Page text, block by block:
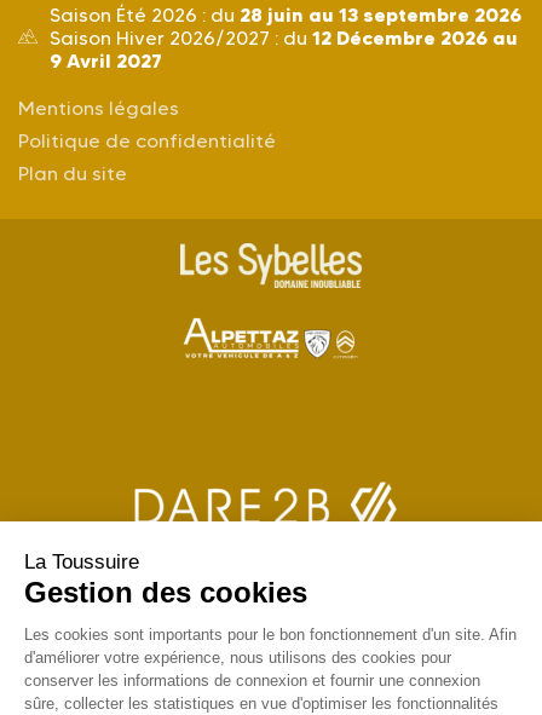
Saison Été 2026 : du 28 juin au 13 septembre 2026
Saison Hiver 2026/2027 : du 12 Décembre 2026 au
9 Avril 2027
Mentions légales
Politique de confidentialité
Plan du site
La Toussuire
Gestion des cookies
Les cookies sont importants pour le bon fonctionnement d'un site. Afin
d'améliorer votre expérience, nous utilisons des cookies pour
conserver les informations de connexion et fournir une connexion
sûre, collecter les statistiques en vue d'optimiser les fonctionnalités